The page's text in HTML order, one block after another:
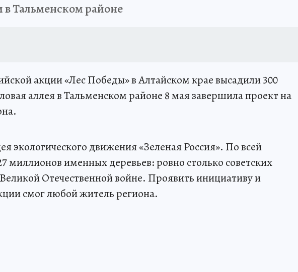
Тальменском районе
акции «Лес Победы» в Алтайском крае высадили 300
аллея в Тальменском районе 8 мая завершила проект на
экологического движения «Зеленая Россия». По всей
миллионов именных деревьев: ровно столько советских
Отечественной войне. Проявить инициативу и
смог любой житель региона.